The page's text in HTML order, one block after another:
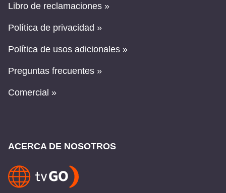
Libro de reclamaciones »
Política de privacidad »
Política de usos adicionales »
Preguntas frecuentes »
Comercial »
ACERCA DE NOSOTROS